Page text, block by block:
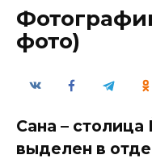
фото)
Сана –
выделен в